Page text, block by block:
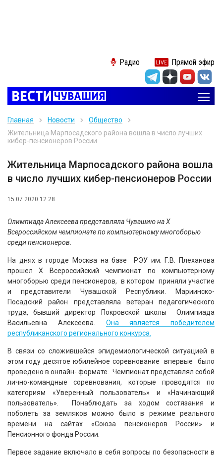
Радио Прямой эфир
Главная Новости
Общество
Жительница Марпосадского района вошла в число лучших
кибер-пенсионеров России
Жительница Марпосадского района вошла
в число лучших кибер-пенсионеров России
15.07.2020 12:28
Олимпиада Алексеева представляла Чувашию на X
Всероссийском чемпионате по компьютерному многоборью
среди пенсионеров.
На днях в городе Москва на базе РЭУ им. Г.В. Плеханова
прошел X Всероссийский чемпионат по компьютерному
многоборью среди пенсионеров, в котором приняли участие
и представители Чувашской Республики. Мариинско-
Посадский район представляла ветеран педагогического
труда, бывший директор Покровской школы Олимпиада
Васильевна Алексеева. Она является победителем
республиканского регионального конкурса.
В связи со сложившейся эпидемиологической ситуацией в
этом году десятое юбилейное соревнование впервые было
проведено в онлайн- формате. Чемпионат представлял собой
лично-командные соревнования, которые проводятся по
категориям «Уверенный пользователь» и «Начинающий
пользователь». Понаблюдать за ходом состязания и
поболеть за земляков можно было в режиме реального
времени на сайтах «Союза пенсионеров России» и
Пенсионного фонда России.
Первое задание включало в себя вопросы по безопасности в